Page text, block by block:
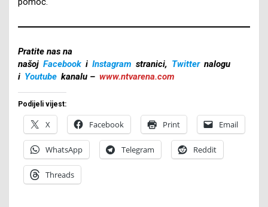
Pratite nas na
našoj Facebook i Instagram stranici, Twitter nalogu
i Youtube kanalu – www.ntvarena.com
Podijeli vijest:
X Facebook Print Email
WhatsApp Telegram Reddit
Threads